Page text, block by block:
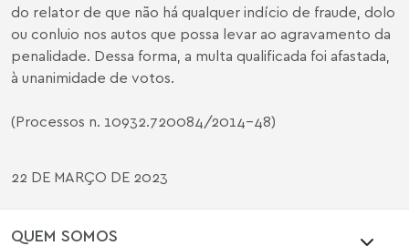
do relator de que não há qualquer indício de fraude, dolo
ou conluio nos autos que possa levar ao agravamento da
penalidade. Dessa forma, a multa qualificada foi afastada,
à unanimidade de votos.
(Processos n. 10932.720084/2014-48)
22 DE MARÇO DE 2023
QUEM SOMOS